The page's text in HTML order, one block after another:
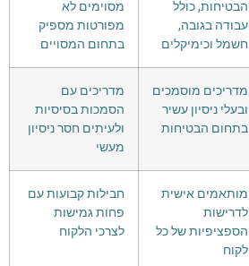
הבטיחות, כולל
עבודה בגובה,
חשמל וכימיקלים
מסוימים לא
מפורטות מספיק
בתחום המסויים
מדריכים מוסמכים
ובעלי ניסיון עשיר
בתחום הבטיחות
מדריכים עם
הסמכות בסיסיות
ולעיתים חסר ניסיון
מעשי
מותאמים אישית
לדרישות
הספציפיות של כל
לקוח
חבילות קבועות עם
פחות גמישות
לצרכי הלקוח